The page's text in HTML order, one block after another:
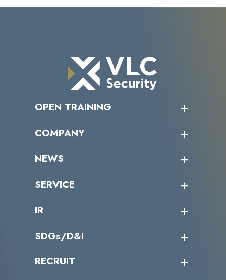
OPEN TRAINING
受講者の声
COMPANY
トップメッセージ
ミッション／ビジョン
パートナー企業一覧
NEWS
サイバーニュース
SERVICE
カテゴリー別サービス一覧
IR
IRカレンダー
IRライブラリー
SDGs/D&I
当グループのマテリアリティ
RECRUIT